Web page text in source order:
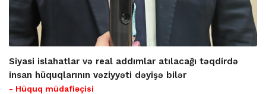
Siyasi islahatlar və real addımlar atılacağı təqdirdə
insan hüquqlarının vəziyyəti dəyişə bilər
- Hüquq müdafiəçisi